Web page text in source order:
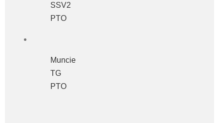
SSV2
PTO
Muncie
TG
PTO